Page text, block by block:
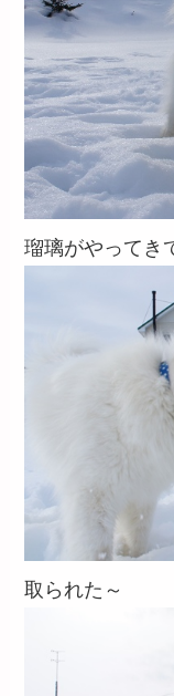
瑠璃がやってき
取られた～